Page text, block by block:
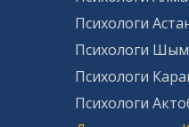
Психологи
Психологи
Психологи
Психологи